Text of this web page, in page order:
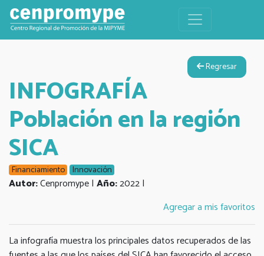
Regresar
INFOGRAFÍA
Población en la región
SICA
Financiamiento Innovación
Autor:Cenpromype | Año:2022 |
Agregar a mis favoritos
La infografía muestra los principales datos recuperados de las